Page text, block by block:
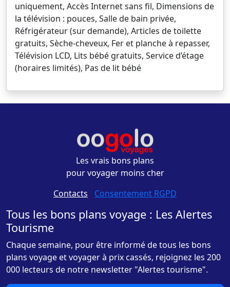
uniquement, Accès Internet sans fil, Dimensions de
la télévision : pouces, Salle de bain privée,
Réfrigérateur (sur demande), Articles de toilette
gratuits, Sèche-cheveux, Fer et planche à repasser,
Télévision LCD, Lits bébé gratuits, Service d’étage
(horaires limités), Pas de lit bébé
Les vrais bons plans
pour voyager moins cher
Contacts - Consentement RGPD
Tous les bons plans voyage : Les Alertes
Tourisme
Chaque semaine, pour être informé de tous les bons
plans voyage et voyager à prix cassés, rejoignez les 200
000 lecteurs de notre newsletter "Alertes tourisme".